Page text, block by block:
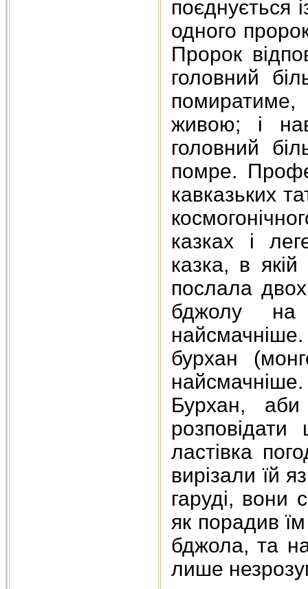
поєднується
одного
Пророк
головний
живою; і
головний
помре.
кавказьких
казках і
казка, в
послала
бджолу
бурхан
Бурхан,
ластівка
вирізали їй
гаруді, вони
як порадив
бджола, та
лише